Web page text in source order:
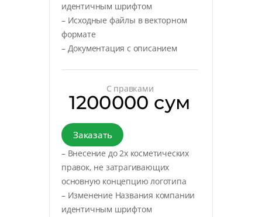
идентичным шрифтом
– Исходные файлы в векторном
формате
– Документация с описанием
С правками
1200000 сум
Заказать
– Внесение до 2х косметических
правок, не затрагивающих
основную концепцию логотипа
– Изменение Названия компании
идентичным шрифтом